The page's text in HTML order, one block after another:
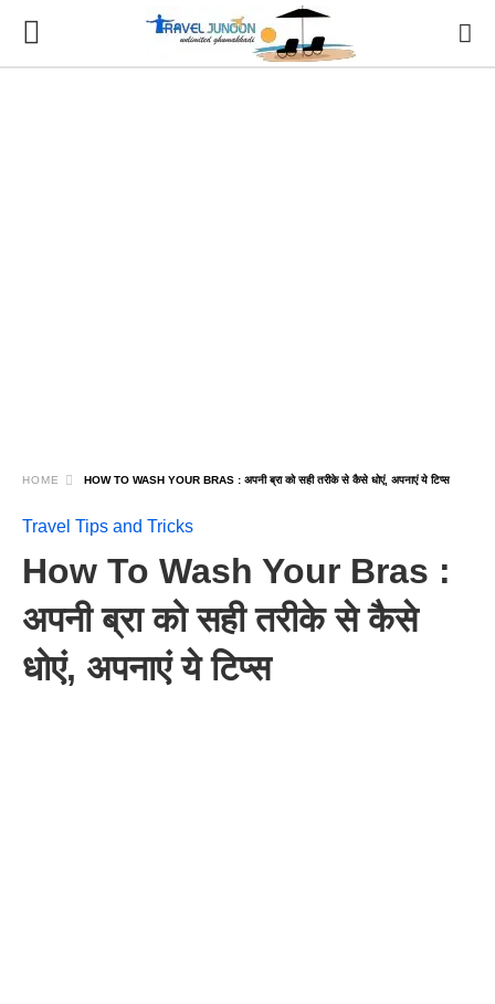
HOME HOW TO WASH YOUR BRAS : अपनी ब्रा को सही तरीके से कैसे धोएं, अपनाएं ये टिप्स
Travel Tips and Tricks
How To Wash Your Bras :
अपनी ब्रा को सही तरीके से कैसे
धोएं, अपनाएं ये टिप्स